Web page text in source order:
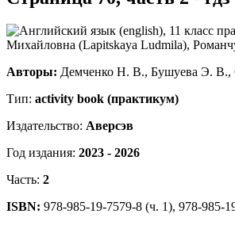
Авторы: Демченко Н. В., Бушуева Э.
Тип: activity book (практикум)
Издательство: Аверсэв
Год издания: 2023 - 2026
Часть: 2
ISBN: 978-985-19-7579-8 (ч. 1), 978-985-